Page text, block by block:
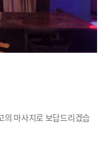
의 마사지로 보답드리겠습